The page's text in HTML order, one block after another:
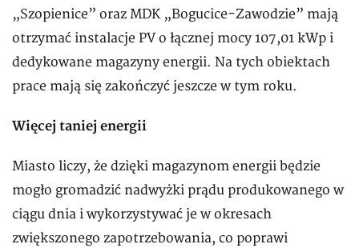
„Szopienice” oraz MDK „Bogucice-Zawodzie” mają
otrzymać instalacje PV o łącznej mocy 107,01 kWp i
dedykowane magazyny energii. Na tych obiektach
prace mają się zakończyć jeszcze w tym roku.
Więcej taniej energii
Miasto liczy, że dzięki magazynom energii będzie
mogło gromadzić nadwyżki prądu produkowanego w
ciągu dnia i wykorzystywać je w okresach
zwiększonego zapotrzebowania, co poprawi